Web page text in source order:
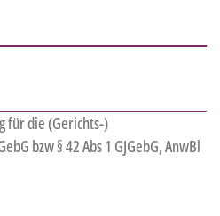
für die (Gerichts-)
bzw § 42 Abs 1 GJGebG, AnwBl